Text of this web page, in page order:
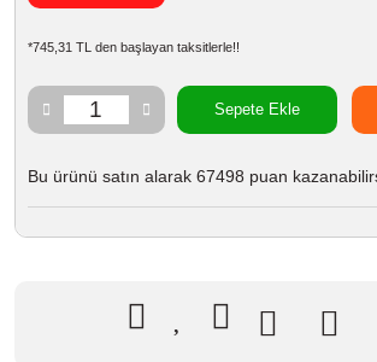
*745,31 TL den başlayan taksitlerle!!
Sepete Ekle
Bu ürünü satın alarak 67498 puan